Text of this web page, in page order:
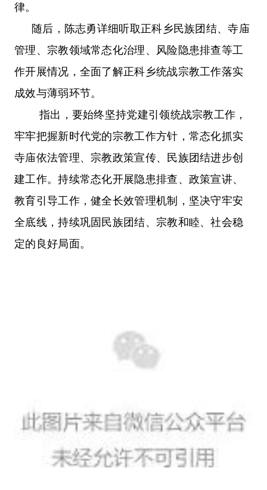
律。
随后，陈志勇详细听取正科乡民族团结、寺庙
管理、宗教领域常态化治理、风险隐患排查等工
作开展情况，全面了解正科乡统战宗教工作落实
成效与薄弱环节。
指出，要始终坚持党建引领统战宗教工作，
牢牢把握新时代党的宗教工作方针 ，常态化抓实
寺庙依法管理、宗教政策宣传、民族团结进步创
建工作。持续常态化开展隐患排查、政策宣讲、
教育引导工作，健全长效管理机制，坚决守牢安
全底线，持续巩固民族团结、宗教和睦、社会稳
定的良好局面。